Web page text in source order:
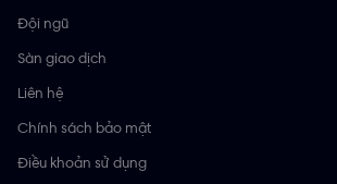
Đội ngũ
Sàn giao dịch
Liên hệ
Chính sách bảo mật
Điều khoản sử dụng